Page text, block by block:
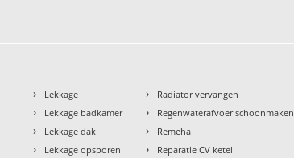
› Lekkage
› Lekkage badkamer
› Lekkage dak
› Lekkage opsporen
› Radiator vervangen
› Regenwaterafvoer schoonmaken
› Remeha
› Reparatie CV ketel